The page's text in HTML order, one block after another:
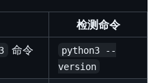
检测命令
命令
python3 --
version